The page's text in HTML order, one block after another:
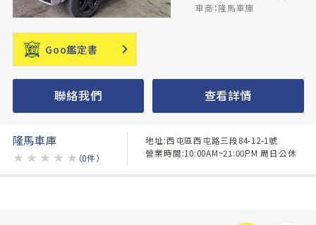
車商：隆馬車庫
Goo鑑定書
聯絡我們 查看詳情
隆馬車庫
★ ★ ★ ★ ★ （0件）
地址:西屯區西屯路三段84-12-1號
營業時間:10:00AM~21:00PM 周日公休